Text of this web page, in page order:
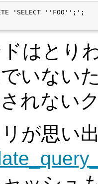
'SELECT ''FOO'';';
はとり
いない
れない
が思い